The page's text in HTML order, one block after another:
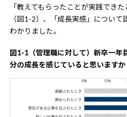
「教えてもらったことが実践でき
（図1-2）、「成長実感」につい
わかりました。
図1-1（管理職に対して）新卒一年
分の成長を感じていると思いますか